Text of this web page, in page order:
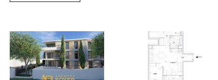
AFFINER LES CRITÈRES
TERRASSE PARKING